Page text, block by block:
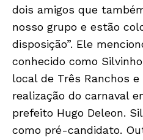
dois amigos que
nosso grupo e estão
disposição”. Ele
conhecido como
local de Três Ranchos
realização do carnaval
prefeito Hugo Deleon.
como pré-candidato.